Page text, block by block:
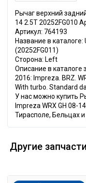
Рычаг верхний
14 2.5T 20252FG010
Артикул: 764193
Название в
(20252FG011)
Сторона: Left
Описание в каталоге
2016: Impreza. BRZ.
With turbo. Standard
У нас можно купить
Impreza WRX GH 08-
Тирасполе, Бельцах
Другие